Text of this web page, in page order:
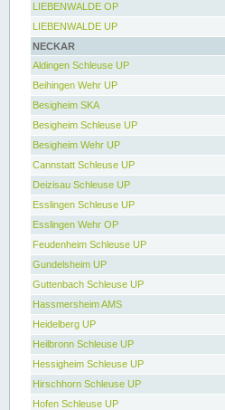
LIEBENWALDE OP
LIEBENWALDE UP
NECKAR
Aldingen Schleuse UP
Beihingen Wehr UP
Besigheim SKA
Besigheim Schleuse UP
Besigheim Wehr UP
Cannstatt Schleuse UP
Deizisau Schleuse UP
Esslingen Schleuse UP
Esslingen Wehr OP
Feudenheim Schleuse UP
Gundelsheim UP
Guttenbach Schleuse UP
Hassmersheim AMS
Heidelberg UP
Heilbronn Schleuse UP
Hessigheim Schleuse UP
Hirschhorn Schleuse UP
Hofen Schleuse UP